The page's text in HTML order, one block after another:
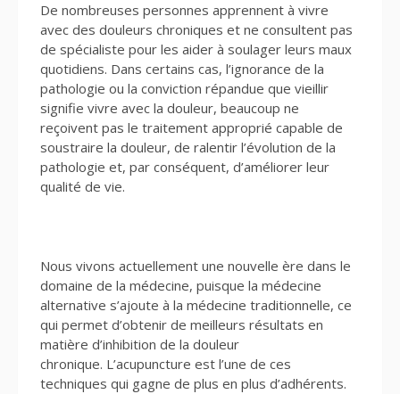
De nombreuses personnes apprennent à vivre
avec des douleurs chroniques et ne consultent pas
de spécialiste pour les aider à soulager leurs maux
quotidiens. Dans certains cas, l’ignorance de la
pathologie ou la conviction répandue que vieillir
signifie vivre avec la douleur, beaucoup ne
reçoivent pas le traitement approprié capable de
soustraire la douleur, de ralentir l’évolution de la
pathologie et, par conséquent, d’améliorer leur
qualité de vie.
Nous vivons actuellement une nouvelle ère dans le
domaine de la médecine, puisque la médecine
alternative s’ajoute à la médecine traditionnelle, ce
qui permet d’obtenir de meilleurs résultats en
matière d’inhibition de la douleur
chronique. L’acupuncture est l’une de ces
techniques qui gagne de plus en plus d’adhérents.